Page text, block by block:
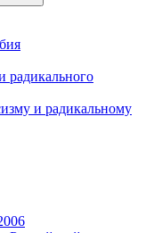
радикального
и радикальному